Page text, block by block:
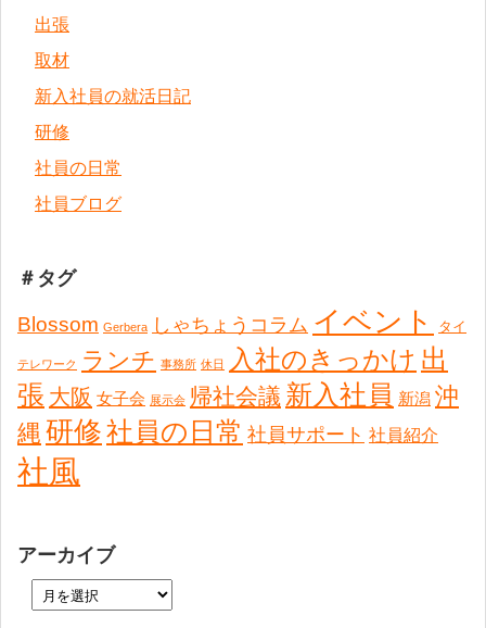
出張
取材
新入社員の就活日記
研修
社員の日常
社員ブログ
＃タグ
Blossom Gerbera しゃちょうコラム イベント タイ
テレワーク ランチ 事務所 休日 入社のきっかけ 出
張 大阪 女子会 展示会 帰社会議 新入社員 新潟 沖
縄 研修社員の日常 社員サポート 社員紹介
社風
アーカイブ